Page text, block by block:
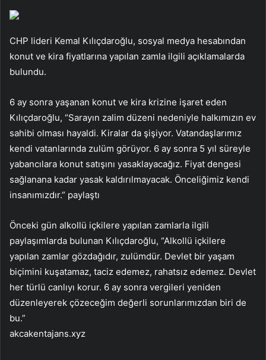
CHP lideri Kemal Kılıçdaroğlu, sosyal medya hesabından
konut ve kira fiyatlarına yapılan zamla ilgili açıklamalarda
bulundu.
6 ay sonra yaşanan konut ve kira krizine işaret eden
Kılıçdaroğlu, “Sarayın zalim düzeni nedeniyle halkımızın ev
sahibi olması hayaldi. Kiralar da şişiyor. Vatandaşlarımız
kendi vatanlarında zulüm görüyor. 6 ay sonra 5 yıl süreyle
yabancılara konut satışını yasaklayacağız. Fiyat dengesi
sağlanana kadar yasak kaldırılmayacak. Önceliğimiz kendi
insanımızdır.” paylaştı
Önceki gün alkollü içkilere yapılan zamlarla ilgili
paylaşımlarda bulunan Kılıçdaroğlu, “Alkollü içkilere
yapılan zamlar gözdağıdır, zulümdür. Devlet bir yaşam
biçimini kuşatamaz, taciz edemez, rahatsız edemez. Devlet
her türlü canlıyı korur. 6 ay sonra vergileri yeniden
düzenleyerek çözeceğim değerli sorunlarımızdan biri de
bu.”
akcakentajans.xyz